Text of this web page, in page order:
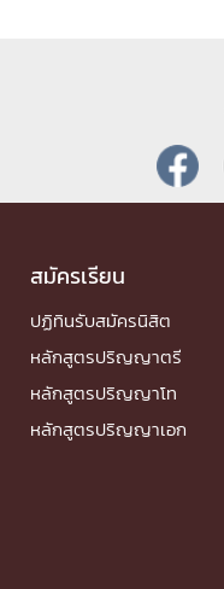
สมัครเรียน
ปฏิทินรับสมัครนิสิต
หลักสูตรปริญญาตรี
หลักสูตรปริญญาโท
หลักสูตรปริญญาเอก